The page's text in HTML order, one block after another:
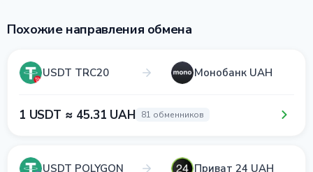
Похожие направления обмена
USDT TRC20 Монобанк UAH
1 USDT ≈ 45.31 UAH 81 обменников
USDT POLYGON Приват 24 UAH